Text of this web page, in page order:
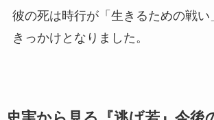
彼の死は時行が「生きるための戦い
きっかけとなりました。